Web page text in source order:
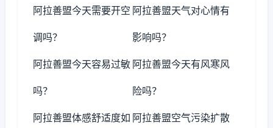
阿拉善盟今天需要开空
调吗？
阿拉善盟天气对心情有
影响吗？
阿拉善盟今天容易过敏
吗？
阿拉善盟今天有风寒风
险吗？
阿拉善盟体感舒适度如 阿拉善盟空气污染扩散